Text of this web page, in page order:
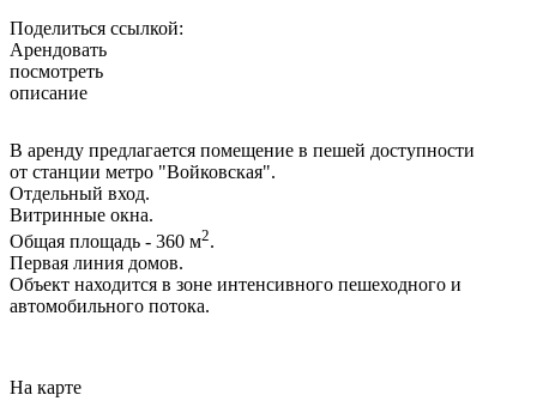
Поделиться ссылкой:
Арендовать
посмотреть
описание
В аренду предлагается помещение в пешей доступности
от станции метро "Войковская".
Отдельный вход.
Витринные окна.
Общая площадь - 360 м2.
Первая линия домов.
Объект находится в зоне интенсивного пешеходного и
автомобильного потока.
На карте